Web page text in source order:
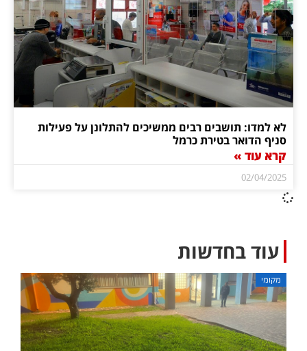
לא למדו: תושבים רבים ממשיכים להתלונן על פעילות
סניף הדואר בטירת כרמל
קרא עוד »
02/04/2025
עוד בחדשות
מקומי